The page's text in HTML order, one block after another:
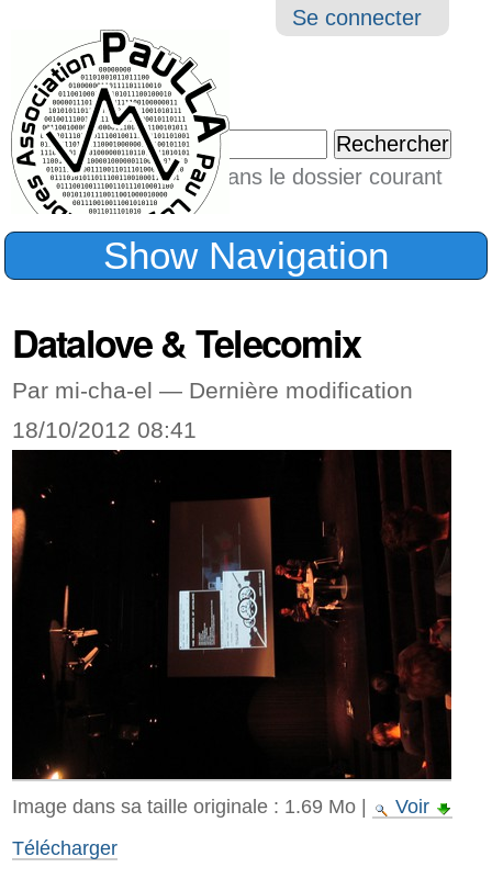
Outils
Se connecter
Chercher par
Seulement dans le dossier courant
Recherche
Show Navigation
Datalove & Telecomix
Par mi-cha-el — Dernière modification
18/10/2012 08:41
Image dans sa taille originale : 1.69 Mo|
Voir
Télécharger